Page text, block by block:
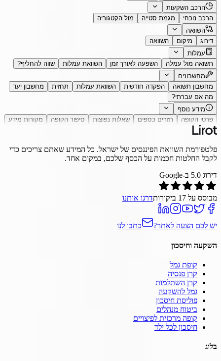
הרכב השקעות
הרכב נוכחי
מגמת סטייה
מול הקטגוריה
השוואה
דירוג
מיקום
השוואה
עמלות
תשואה מול עמלה
השפעה לאורך זמן השוואת עמלות
שווה להחליף?
מחשבונים
מחשבון תשואה
הפקדה חודשית השוואת עמלות תחזית
מחשבון יעד
מה אם עברתי?
מידע נוסף
פרטי הקופה
תזרים כספים שאלות נפוצות סיפור הקופה מקורות מידע
פלטפורמת השוואת הפיננסים של ישראל. כל המידע שאתם צריכים כדי
לקבל החלטות חכמות על הכסף שלכם, במקום אחד.
דירוג 5.0 ב-Google
מבוסס על 17 ביקורותדרגו אותנו
יש לכם הצעה לאתר? כתבו לנו
השקעה וחיסכון
קופת גמל
קרן פנסיה
קרן השתלמות
גמל להשקעה
פוליסת חיסכון
ביטוח מנהלים
קופה מרכזית לפיצויים
חיסכון לכל ילד
בלוג